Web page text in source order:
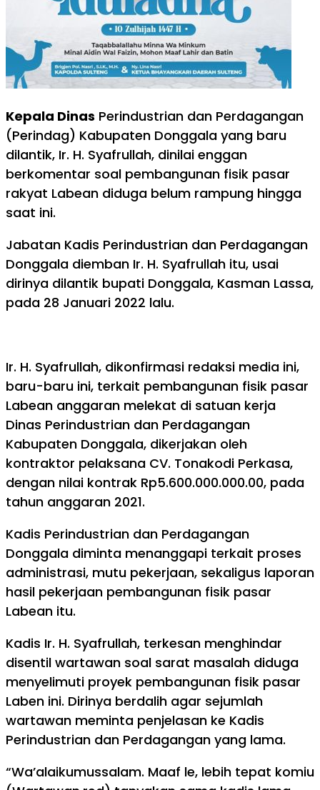
Kepala Dinas Perindustrian dan Perdagangan
(Perindag) Kabupaten Donggala yang baru
dilantik, Ir. H. Syafrullah, dinilai enggan
berkomentar soal pembangunan fisik pasar
rakyat Labean diduga belum rampung hingga
saat ini.
Jabatan Kadis Perindustrian dan Perdagangan
Donggala diemban Ir. H. Syafrullah itu, usai
dirinya dilantik bupati Donggala, Kasman Lassa,
pada 28 Januari 2022 lalu.
Ir. H. Syafrullah, dikonfirmasi redaksi media ini,
baru-baru ini, terkait pembangunan fisik pasar
Labean anggaran melekat di satuan kerja
Dinas Perindustrian dan Perdagangan
Kabupaten Donggala, dikerjakan oleh
kontraktor pelaksana CV. Tonakodi Perkasa,
dengan nilai kontrak Rp5.600.000.000.00, pada
tahun anggaran 2021.
Kadis Perindustrian dan Perdagangan
Donggala diminta menanggapi terkait proses
administrasi, mutu pekerjaan, sekaligus laporan
hasil pekerjaan pembangunan fisik pasar
Labean itu.
Kadis Ir. H. Syafrullah, terkesan menghindar
disentil wartawan soal sarat masalah diduga
menyelimuti proyek pembangunan fisik pasar
Laben ini. Dirinya berdalih agar sejumlah
wartawan meminta penjelasan ke Kadis
Perindustrian dan Perdagangan yang lama.
“Wa’alaikumussalam. Maaf le, lebih tepat komiu